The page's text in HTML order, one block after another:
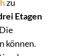
zu
Etagen
können.